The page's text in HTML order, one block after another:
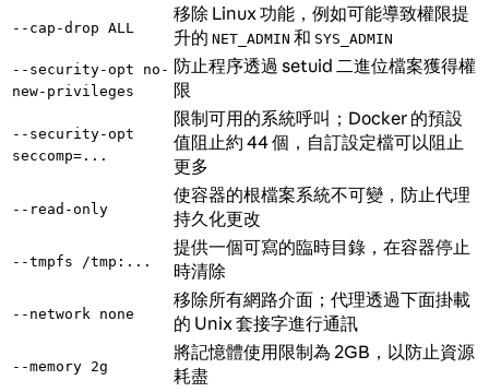
--cap-drop ALL
移除 Linux 功能，例如可能導致權限提
升的 NET_ADMIN 和 SYS_ADMIN
--security-opt no-
new-privileges
防止程序透過 setuid 二進位檔案獲得權
限
--security-opt
seccomp=...
限制可用的系統呼叫；Docker 的預設
值阻止約 44 個，自訂設定檔可以阻止
更多
--read-only
使容器的根檔案系統不可變，防止代理
持久化更改
--tmpfs /tmp:...
提供一個可寫的臨時目錄，在容器停止
時清除
--network none
移除所有網路介面；代理透過下面掛載
的 Unix 套接字進行通訊
--memory 2g
將記憶體使用限制為 2GB，以防止資源
耗盡